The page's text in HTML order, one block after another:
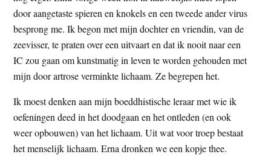
door aangetaste spieren en knokels en een tweede ander virus
besprong me. Ik begon met mijn dochter en vriendin, van de
zeevisser, te praten over een uitvaart en dat ik nooit naar een
IC zou gaan om kunstmatig in leven te worden gehouden met
mijn door artrose verminkte lichaam. Ze begrepen het.
Ik moest denken aan mijn boeddhistische leraar met wie ik
oefeningen deed in het doodgaan en het ontleden (en ook
weer opbouwen) van het lichaam. Uit wat voor troep bestaat
het menselijk lichaam. Erna dronken we een kopje thee.